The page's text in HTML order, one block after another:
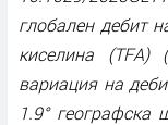
глобален дебит
киселина (TFA)
вариация на
1.9° географска